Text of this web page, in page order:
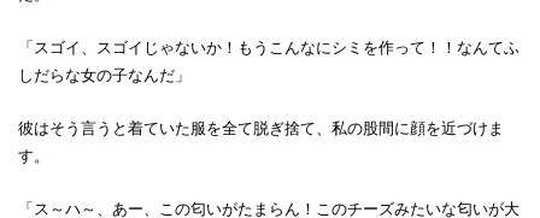
「スゴイ、スゴイじゃないか！もうこんなにシミを作って！！なんてふ
しだらな女の子なんだ」
彼はそう言うと着ていた服を全て脱ぎ捨て、私の股間に顔を近づけま
す。
「ス～ハ～、あー、この匂いがたまらん！このチーズみたいな匂いが大